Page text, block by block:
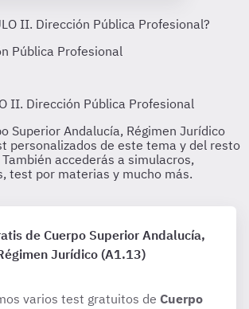
de Cuerpo Superior Andalucía,
Jurídico (A1.13)
varios test gratuitos de Cuerpo